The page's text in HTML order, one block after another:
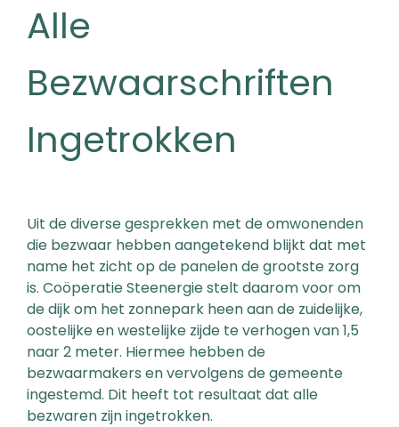
Alle
Bezwaarschriften
Ingetrokken
Uit de diverse gesprekken met de omwonenden
die bezwaar hebben aangetekend blijkt dat met
name het zicht op de panelen de grootste zorg
is. Coöperatie Steenergie stelt daarom voor om
de dijk om het zonnepark heen aan de zuidelijke,
oostelijke en westelijke zijde te verhogen van 1,5
naar 2 meter. Hiermee hebben de
bezwaarmakers en vervolgens de gemeente
ingestemd. Dit heeft tot resultaat dat alle
bezwaren zijn ingetrokken.